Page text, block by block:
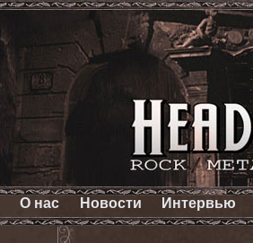
О нас Новости Интервью